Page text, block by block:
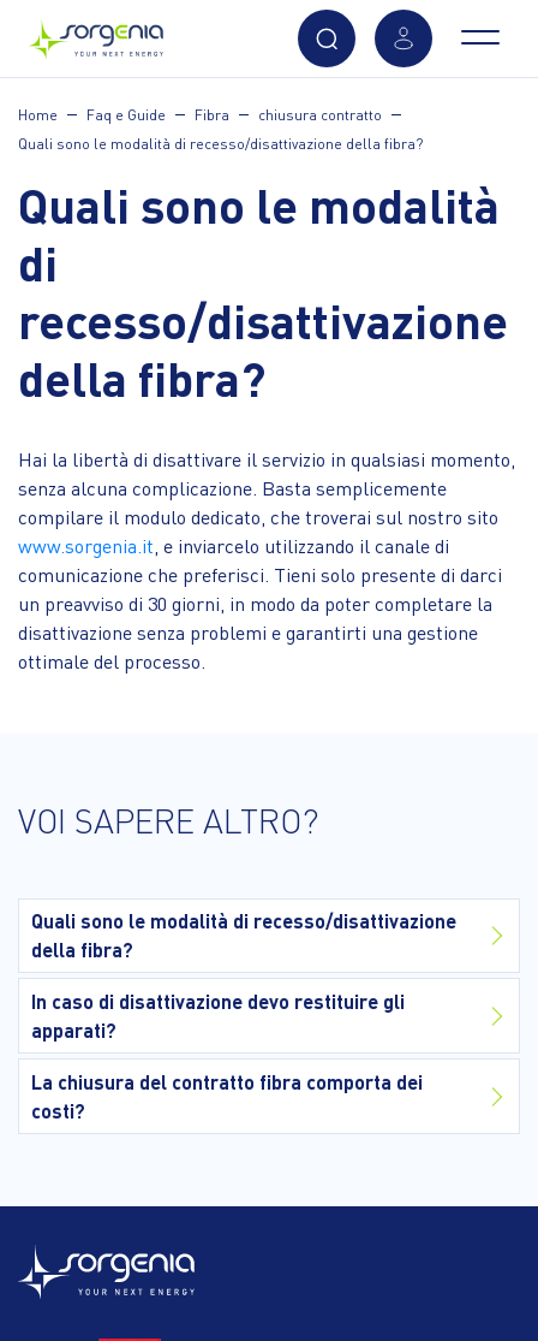
contenuto
Home Faq e Guide Fibra
chiusura contratto
Quali sono le modalità di recesso/disattivazione della fibra?
Quali sono le modalità
di
recesso/disattivazione
della fibra?
Hai la libertà di disattivare il servizio in qualsiasi momento,
senza alcuna complicazione. Basta semplicemente
compilare il modulo dedicato, che troverai sul nostro sito
www.sorgenia.it , e inviarcelo utilizzando il canale di
comunicazione che preferisci. Tieni solo presente di darci
un preavviso di 30 giorni, in modo da poter completare la
disattivazione senza problemi e garantirti una gestione
ottimale del processo.
VOI SAPERE ALTRO?
Quali sono le modalità di recesso/disattivazione
della fibra?
In caso di disattivazione devo restituire gli
apparati?
La chiusura del contratto fibra comporta dei
costi?